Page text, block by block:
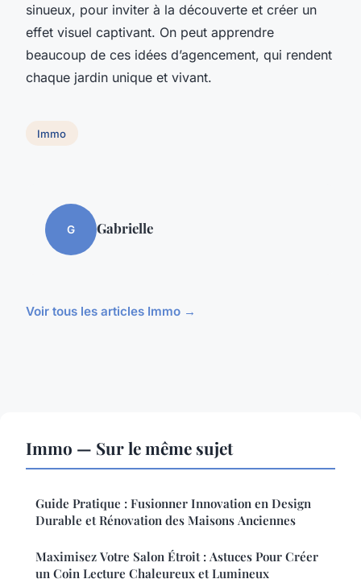
sinueux, pour inviter à la découverte et créer un
effet visuel captivant. On peut apprendre
beaucoup de ces idées d’agencement, qui rendent
chaque jardin unique et vivant.
Immo
G Gabrielle
Voir tous les articles Immo →
Immo — Sur le même sujet
Guide Pratique : Fusionner Innovation en Design
Durable et Rénovation des Maisons Anciennes
Maximisez Votre Salon Étroit : Astuces Pour Créer
un Coin Lecture Chaleureux et Lumineux